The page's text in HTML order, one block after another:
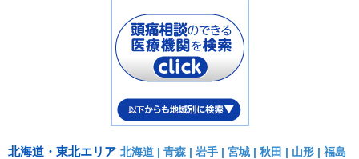
北海道・東北エリア 北海道 青森 岩手 宮城 秋田 山形 福島